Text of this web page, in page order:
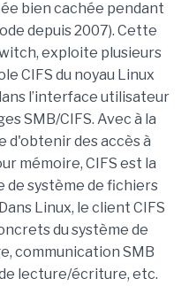
bien cachée pendant
depuis 2007). Cette
exploite plusieurs
CIFS du noyau Linux
l’interface utilisateur
SMB/CIFS. Avec à la
d'obtenir des accès à
mémoire, CIFS est la
de système de fichiers
Linux, le client CIFS
du système de
communication SMB
lecture/écriture, etc.